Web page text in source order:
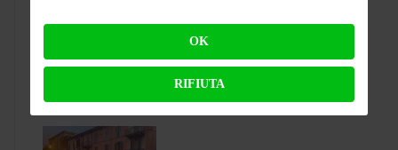
ON 03-08-2026 23:00:27
OK
RIFIUTA